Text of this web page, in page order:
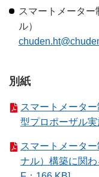
スマートメータ
ル）
別紙
スマートメータ
型プロポーザル
スマートメータ
ナル）構築に関